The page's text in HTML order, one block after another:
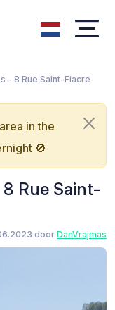
- 8 Rue Saint-Fiacre
in the
🚫
Rue Saint-
door DanVrajmas